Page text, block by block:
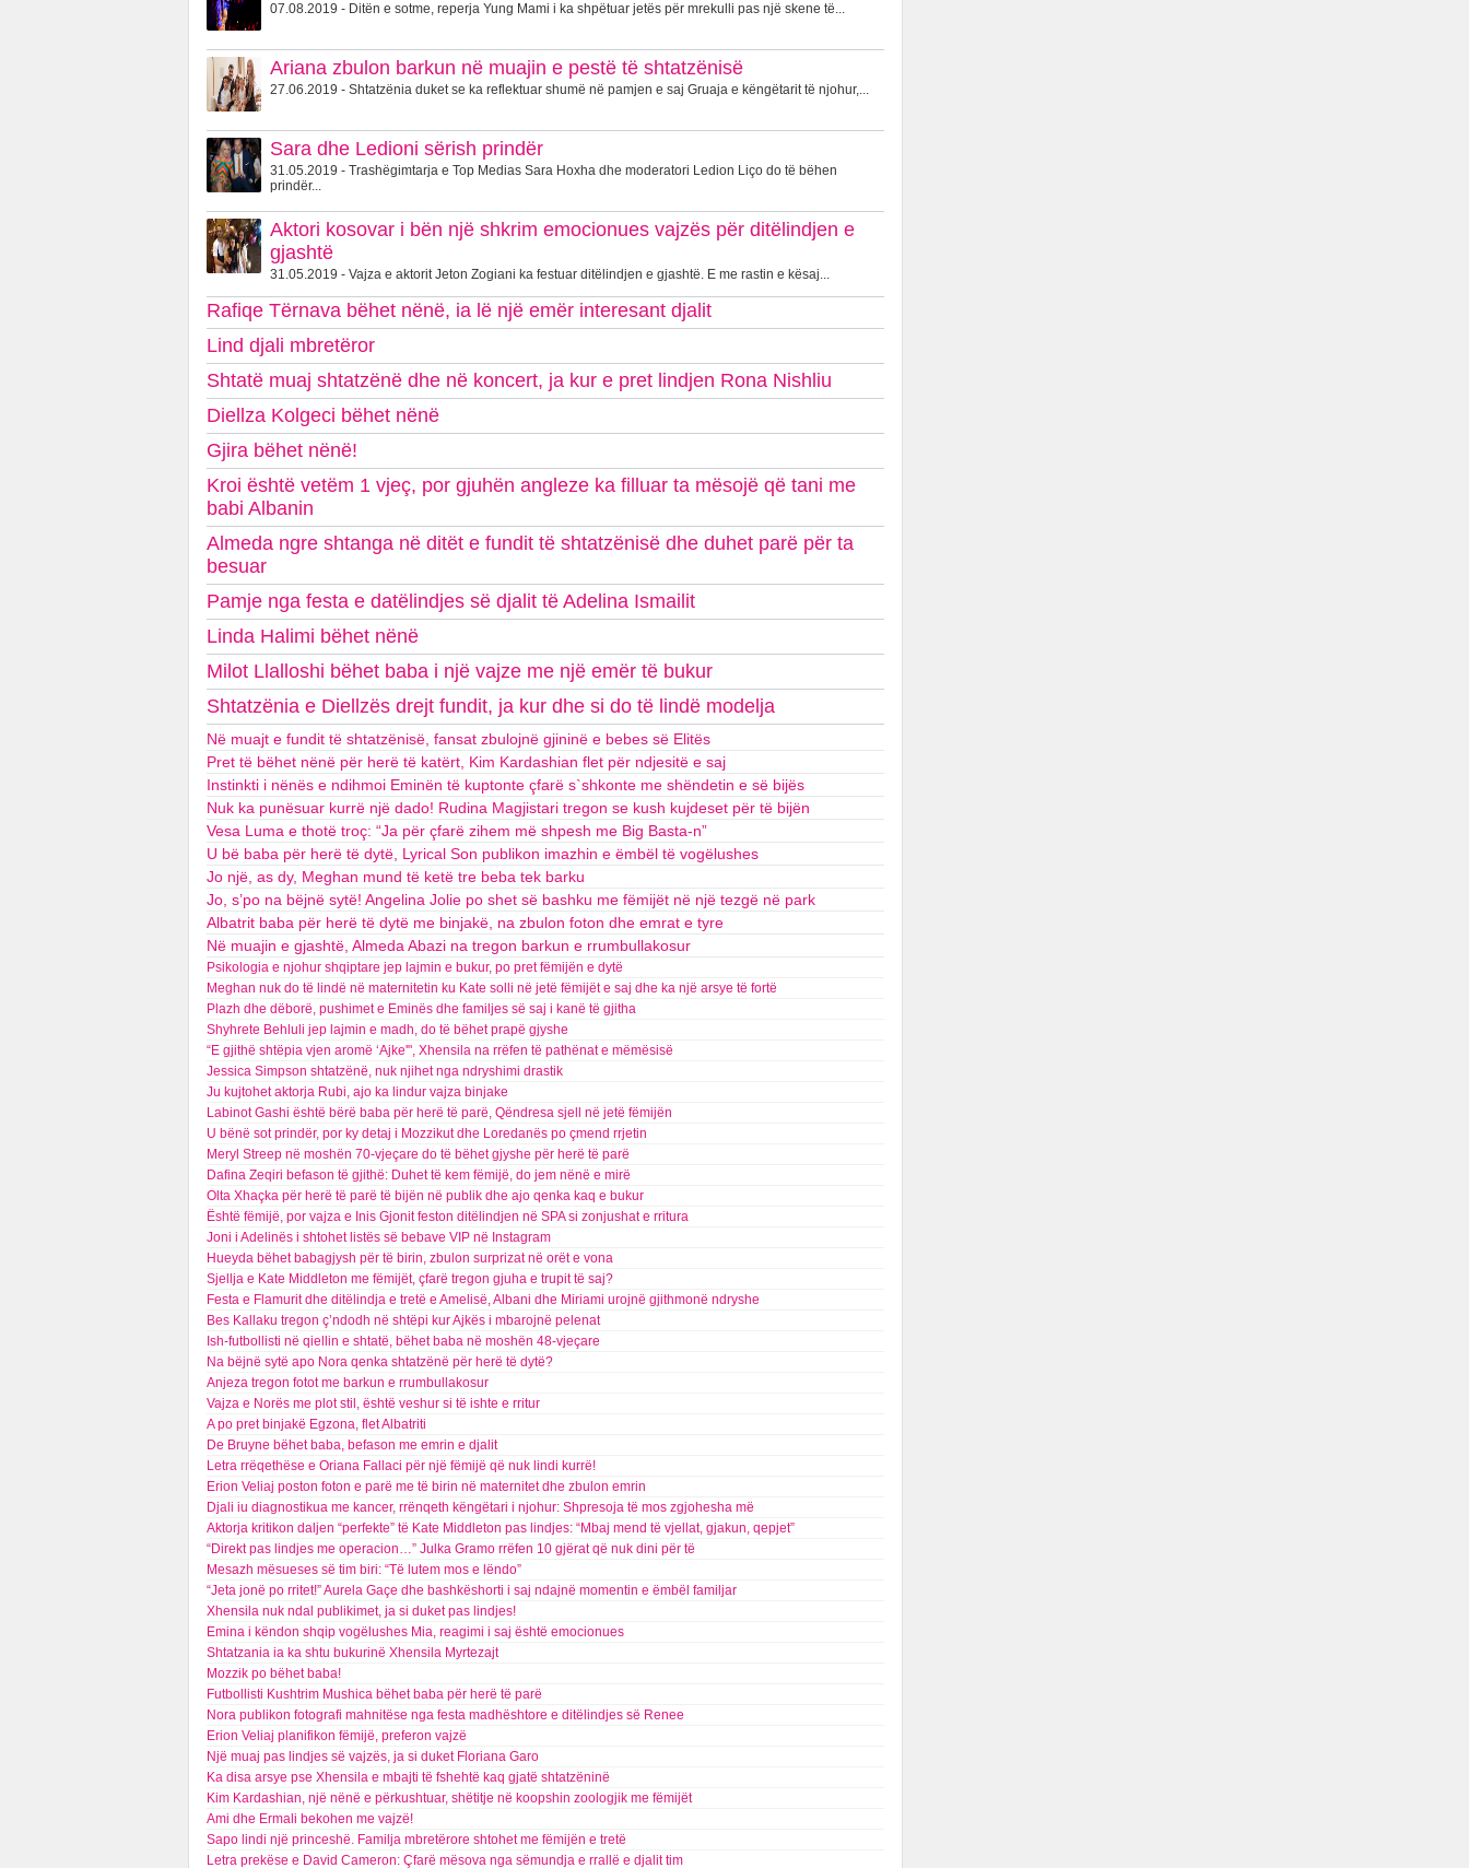
07.08.2019 - Ditën e sotme, reperja Yung Mami i ka shpëtuar jetës për mrekulli pas një skene të...
Ariana zbulon barkun në muajin e pestë të shtatzënisë
27.06.2019 - Shtatzënia duket se ka reflektuar shumë në pamjen e saj Gruaja e këngëtarit të njohur,...
Sara dhe Ledioni sërish prindër
31.05.2019 - Trashëgimtarja e Top Medias Sara Hoxha dhe moderatori Ledion Liço do të bëhen
prindër...
Aktori kosovar i bën një shkrim emocionues vajzës për ditëlindjen e
gjashtë
31.05.2019 - Vajza e aktorit Jeton Zogiani ka festuar ditëlindjen e gjashtë. E me rastin e kësaj...
Rafiqe Tërnava bëhet nënë, ia lë një emër interesant djalit
Lind djali mbretëror
Shtatë muaj shtatzënë dhe në koncert, ja kur e pret lindjen Rona Nishliu
Diellza Kolgeci bëhet nënë
Gjira bëhet nënë!
Kroi është vetëm 1 vjeç, por gjuhën angleze ka filluar ta mësojë që tani me
babi Albanin
Almeda ngre shtanga në ditët e fundit të shtatzënisë dhe duhet parë për ta
besuar
Pamje nga festa e datëlindjes së djalit të Adelina Ismailit
Linda Halimi bëhet nënë
Milot Llalloshi bëhet baba i një vajze me një emër të bukur
Shtatzënia e Diellzës drejt fundit, ja kur dhe si do të lindë modelja
Në muajt e fundit të shtatzënisë, fansat zbulojnë gjininë e bebes së Elitës
Pret të bëhet nënë për herë të katërt, Kim Kardashian flet për ndjesitë e saj
Instinkti i nënës e ndihmoi Eminën të kuptonte çfarë s`shkonte me shëndetin e së bijës
Nuk ka punësuar kurrë një dado! Rudina Magjistari tregon se kush kujdeset për të bijën
Vesa Luma e thotë troç: “Ja për çfarë zihem më shpesh me Big Basta-n”
U bë baba për herë të dytë, Lyrical Son publikon imazhin e ëmbël të vogëlushes
Jo një, as dy, Meghan mund të ketë tre beba tek barku
Jo, s’po na bëjnë sytë! Angelina Jolie po shet së bashku me fëmijët në një tezgë në park
Albatrit baba për herë të dytë me binjakë, na zbulon foton dhe emrat e tyre
Në muajin e gjashtë, Almeda Abazi na tregon barkun e rrumbullakosur
Psikologia e njohur shqiptare jep lajmin e bukur, po pret fëmijën e dytë
Meghan nuk do të lindë në maternitetin ku Kate solli në jetë fëmijët e saj dhe ka një arsye të fortë
Plazh dhe dëborë, pushimet e Eminës dhe familjes së saj i kanë të gjitha
Shyhrete Behluli jep lajmin e madh, do të bëhet prapë gjyshe
“E gjithë shtëpia vjen aromë ‘Ajke'", Xhensila na rrëfen të pathënat e mëmësisë
Jessica Simpson shtatzënë, nuk njihet nga ndryshimi drastik
Ju kujtohet aktorja Rubi, ajo ka lindur vajza binjake
Labinot Gashi është bërë baba për herë të parë, Qëndresa sjell në jetë fëmijën
U bënë sot prindër, por ky detaj i Mozzikut dhe Loredanës po çmend rrjetin
Meryl Streep në moshën 70-vjeçare do të bëhet gjyshe për herë të parë
Dafina Zeqiri befason të gjithë: Duhet të kem fëmijë, do jem nënë e mirë
Olta Xhaçka për herë të parë të bijën në publik dhe ajo qenka kaq e bukur
Është fëmijë, por vajza e Inis Gjonit feston ditëlindjen në SPA si zonjushat e rritura
Joni i Adelinës i shtohet listës së bebave VIP në Instagram
Hueyda bëhet babagjysh për të birin, zbulon surprizat në orët e vona
Sjellja e Kate Middleton me fëmijët, çfarë tregon gjuha e trupit të saj?
Festa e Flamurit dhe ditëlindja e tretë e Amelisë, Albani dhe Miriami urojnë gjithmonë ndryshe
Bes Kallaku tregon ç’ndodh në shtëpi kur Ajkës i mbarojnë pelenat
Ish-futbollisti në qiellin e shtatë, bëhet baba në moshën 48-vjeçare
Na bëjnë sytë apo Nora qenka shtatzënë për herë të dytë?
Anjeza tregon fotot me barkun e rrumbullakosur
Vajza e Norës me plot stil, është veshur si të ishte e rritur
A po pret binjakë Egzona, flet Albatriti
De Bruyne bëhet baba, befason me emrin e djalit
Letra rrëqethëse e Oriana Fallaci për një fëmijë që nuk lindi kurrë!
Erion Veliaj poston foton e parë me të birin në maternitet dhe zbulon emrin
Djali iu diagnostikua me kancer, rrënqeth këngëtari i njohur: Shpresoja të mos zgjohesha më
Aktorja kritikon daljen “perfekte” të Kate Middleton pas lindjes: “Mbaj mend të vjellat, gjakun, qepjet”
“Direkt pas lindjes me operacion…” Julka Gramo rrëfen 10 gjërat që nuk dini për të
Mesazh mësueses së tim biri: “Të lutem mos e lëndo”
“Jeta jonë po rritet!” Aurela Gaçe dhe bashkëshorti i saj ndajnë momentin e ëmbël familjar
Xhensila nuk ndal publikimet, ja si duket pas lindjes!
Emina i këndon shqip vogëlushes Mia, reagimi i saj është emocionues
Shtatzania ia ka shtu bukurinë Xhensila Myrtezajt
Mozzik po bëhet baba!
Futbollisti Kushtrim Mushica bëhet baba për herë të parë
Nora publikon fotografi mahnitëse nga festa madhështore e ditëlindjes së Renee
Erion Veliaj planifikon fëmijë, preferon vajzë
Një muaj pas lindjes së vajzës, ja si duket Floriana Garo
Ka disa arsye pse Xhensila e mbajti të fshehtë kaq gjatë shtatzëninë
Kim Kardashian, një nënë e përkushtuar, shëtitje në koopshin zoologjik me fëmijët
Ami dhe Ermali bekohen me vajzë!
Sapo lindi një princeshë. Familja mbretërore shtohet me fëmijën e tretë
Letra prekëse e David Cameron: Çfarë mësova nga sëmundja e rrallë e djalit tim